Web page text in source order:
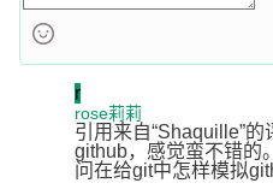
r
rose莉莉
引用来自“Shaquille”
github，感觉蛮不错的
问在给git中怎样模拟